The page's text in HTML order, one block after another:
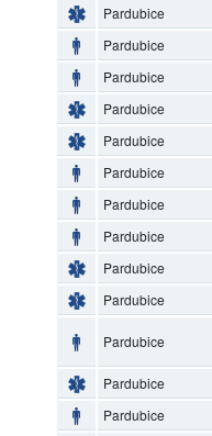
Pardubice
Pardubice
Pardubice
Pardubice
Pardubice
Pardubice
Pardubice
Pardubice
Pardubice
Pardubice
Pardubice
Pardubice
Pardubice